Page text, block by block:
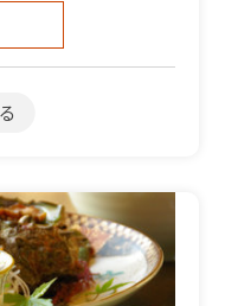
室】和室9畳＋
バス・トイレ
2～5人
/泊 ～